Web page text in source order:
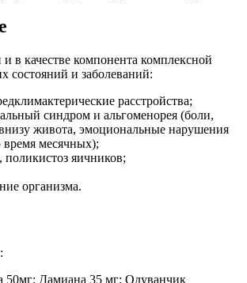
в качестве компонента комплексной
состояний и заболеваний:
расстройства;
синдром и альгоменорея (боли,
живота, эмоциональные нарушения
время месячных);
поликистоз яичников;
организма.
50мг; Дамиана 35 мг; Одуванчик